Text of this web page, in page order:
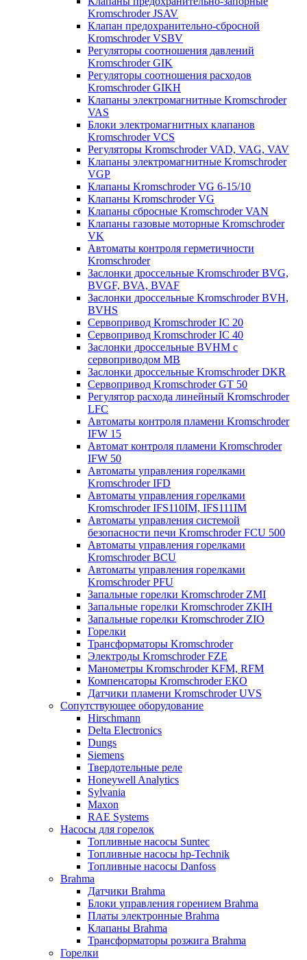
Kromschroder JSAV
Клапан предохранительно-сбросной
Kromschroder VSBV
Регуляторы соотношения давлений
Kromschroder GIK
Регуляторы соотношения расходов
Kromschroder GIKH
Клапаны электромагнитные Kromschroder
VAS
Блоки электромагнитных клапанов
Kromschroder VCS
Регуляторы Kromschroder VAD, VAG, VAV
Клапаны электромагнитные Kromschroder
VGP
Клапаны Kromschroder VG 6-15/10
Клапаны Kromschroder VG
Клапаны сбросные Kromschroder VAN
Клапаны газовые моторные Kromschroder
VK
Автоматы контроля герметичности
Kromschroder
Заслонки дроссельные Kromschroder BVG,
BVGF, BVA, BVAF
Заслонки дроссельные Kromschroder BVH,
BVHS
Сервопривод Kromschroder IC 20
Сервопривод Kromschroder IC 40
Заслонки дроссельные BVHM с
сервоприводом МВ
Заслонки дроссельные Kromschroder DKR
Cервопривод Kromschroder GT 50
Регулятор расхода линейный Kromschroder
LFC
Автоматы контроля пламени Kromschroder
IFW 15
Автомат контроля пламени Kromschroder
IFW 50
Автоматы управления горелками
Kromschroder IFD
Автоматы управления горелками
Kromschroder IFS110IM, IFS111IM
Автоматы управления системой
безопасности печи Kromschroder FCU 500
Автоматы управления горелками
Kromschroder BCU
Автоматы управления горелками
Kromschroder PFU
Запальные горелки Kromschroder ZМI
Запальные горелки Kromschroder ZKIH
Запальные горелки Kromschroder ZIO
Горелки
Трансформаторы Kromschroder
Электроды Kromschroder FZE
Манометры Kromschroder KFM, RFM
Компенсаторы Kromschroder ЕКО
Датчики пламени Kromschroder UVS
Сопутствующее оборудование
Hirschmann
Delta Electronics
Dungs
Siemens
Твердотельные реле
Honeywell Analytics
Sylvania
Maxon
RAE Systems
Насосы для горелок
Топливные насосы Suntec
Топливные насосы hp-Technik
Топливные насосы Danfoss
Brahma
Датчики Brahma
Блоки управления горением Brahma
Платы электронные Brahma
Клапаны Brahma
Трансформаторы розжига Brahma
Горелки